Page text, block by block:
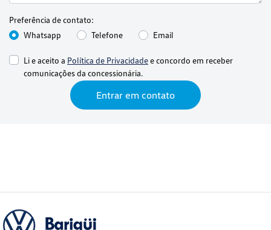
Preferência de contato:
Whatsapp
Telefone Email
Li e aceito a Política de Privacidadee concordo em receber
comunicações da concessionária.
Entrar em contato